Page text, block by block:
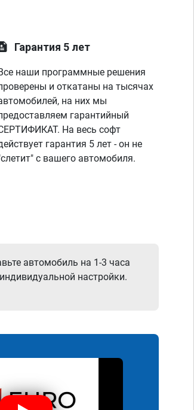
Гарантия 5 лет
наши программные решения
и откатаны на тысячах
на них мы
гарантийный
На весь софт
гарантия 5 лет - он не
с вашего автомобиля.
автомобиль на 1-3 часа
настройки.